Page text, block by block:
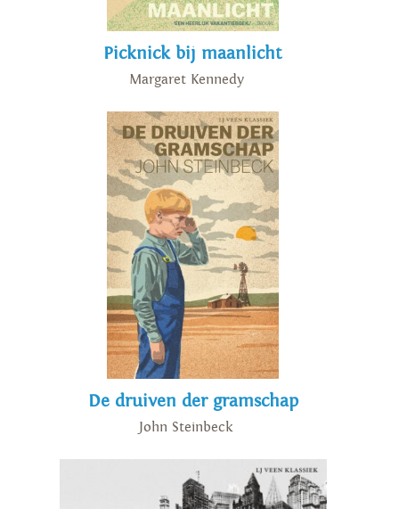
Picknick bij maanlicht
Margaret Kennedy
De druiven der gramschap
John Steinbeck